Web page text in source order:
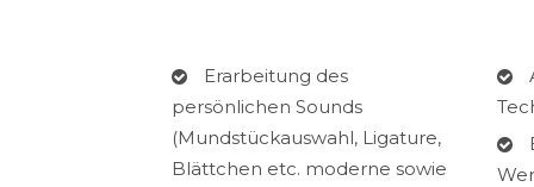
Erarbeitung des
persönlichen Sounds
(Mundstückauswahl, Ligature,
Blättchen etc. moderne sowie